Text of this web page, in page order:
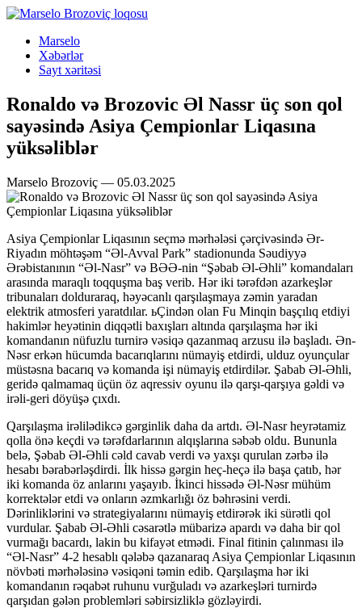
Marselo
Xəbərlər
Sayt xəritəsi
Ronaldo və Brozovic Əl Nassr üç son qol
sayəsində Asiya Çempionlar Liqasına
yüksəliblər
Marselo Brozoviç — 05.03.2025
Asiya Çempionlar Liqasının seçmə mərhələsi çərçivəsində Ər-
Riyadın möhtəşəm “Əl-Avval Park” stadionunda Səudiyyə
Ərəbistanının “Əl-Nasr” və BƏƏ-nin “Şəbab Əl-Əhli” komandaları
arasında maraqlı toqquşma baş verib. Hər iki tərəfdən azarkeşlər
tribunaları dolduraraq, həyəcanlı qarşılaşmaya zəmin yaradan
elektrik atmosferi yaratdılar. ьÇindən olan Fu Minqin başçılıq etdiyi
hakimlər heyətinin diqqətli baxışları altında qarşılaşma hər iki
komandanın nüfuzlu turnirə vəsiqə qazanmaq arzusu ilə başladı. Ən-
Nəsr erkən hücumda bacarıqlarını nümayiş etdirdi, ulduz oyunçular
müstəsna bacarıq və komanda işi nümayiş etdirdilər. Şabab Əl-Əhli,
geridə qalmamaq üçün öz aqressiv oyunu ilə qarşı-qarşıya gəldi və
irəli-geri döyüşə çıxdı.
Qarşılaşma irəlilədikcə gərginlik daha da artdı. Əl-Nasr heyrətamiz
qolla önə keçdi və tərəfdarlarının alqışlarına səbəb oldu. Bununla
belə, Şəbab Əl-Əhli cəld cavab verdi və yaxşı qurulan zərbə ilə
hesabı bərabərləşdirdi. İlk hissə gərgin heç-heçə ilə başa çatıb, hər
iki komanda öz anlarını yaşayıb. İkinci hissədə Əl-Nəsr mühüm
korrektələr etdi və onların əzmkarlığı öz bəhrəsini verdi.
Dərinliklərini və strategiyalarını nümayiş etdirərək iki sürətli qol
vurdular. Şabab Əl-Əhli cəsarətlə mübarizə apardı və daha bir qol
vurmağı bacardı, lakin bu kifayət etmədi. Final fitinin çalınması ilə
“Əl-Nasr” 4-2 hesablı qələbə qazanaraq Asiya Çempionlar Liqasının
növbəti mərhələsinə vəsiqəni təmin edib. Qarşılaşma hər iki
komandanın rəqabət ruhunu vurğuladı və azarkeşləri turnirdə
qarşıdan gələn problemləri səbirsizliklə gözləyirdi.